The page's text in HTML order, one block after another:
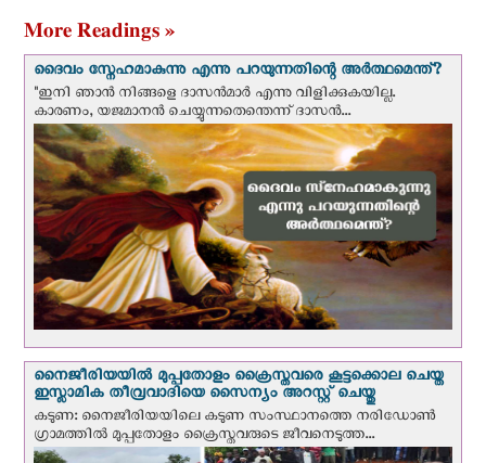
More Readings »
ദൈവം സ്നേഹമാകുന്നു എന്നു പറയുന്നതിന്റെ അർത്ഥമെന്ത്?
"ഇനി ഞാന്‍ നിങ്ങളെ ദാസന്‍മാര്‍ എന്നു വിളിക്കുകയില്ല.
കാരണം, യജമാനന്‍ ചെയ്യുന്നതെന്തെന്ന് ദാസന്‍...
നൈജീരിയയില്‍ മുപ്പതോളം ക്രൈസ്തവരെ കൂട്ടക്കൊല ചെയ്ത
ഇസ്ലാമിക തീവ്രവാദിയെ സൈന്യം അറസ്റ്റ് ചെയ്തു
കടുണ: നൈജീരിയയിലെ കടുണ സംസ്ഥാനത്തെ നരിഡോൺ
ഗ്രാമത്തിൽ മുപ്പതോളം ക്രൈസ്തവരുടെ ജീവനെടുത്ത...